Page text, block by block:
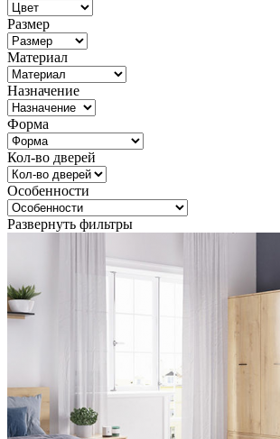
Размер
Материал
Назначение
Форма
Кол-во дверей
Особенности
Развернуть фильтры